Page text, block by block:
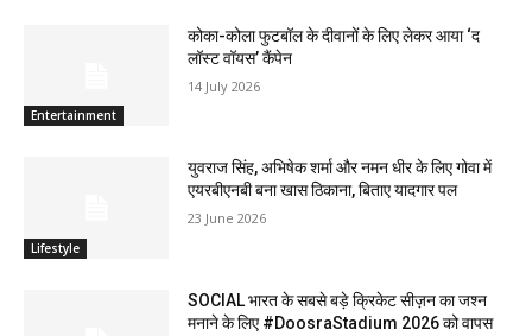
Entertainment
कोका-कोला फुटबॉल के दीवानों के लिए लेकर आया ‘द
लॉस्‍ट वॉयस’ कैंपेन
14 July 2026
Lifestyle
युवराज सिंह, अभिषेक शर्मा और नमन धीर के लिए गोवा में
एयरबीएनबी बना खास ठिकाना, बिताए यादगार पल
23 June 2026
SOCIAL भारत के सबसे बड़े क्रिकेट सीज़न का जश्न
मनाने के लिए #DoosraStadium 2026 को वापस